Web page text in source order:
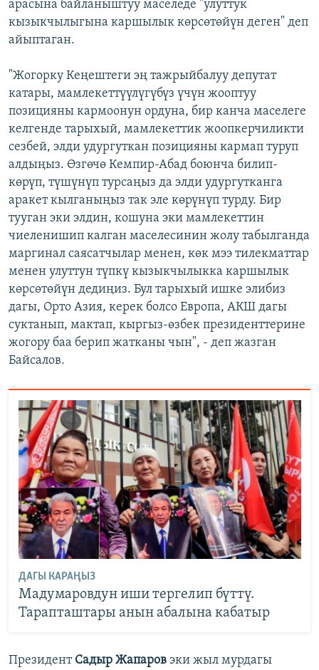
арасына байланыштуу маселеде "улуттук
кызыкчылыгына каршылык көрсөтөйүн деген" деп
айыптаган.
"Жогорку Кеңештеги эң тажрыйбалуу депутат
катары, мамлекеттүүлүгүбүз үчүн жооптуу
позицияны кармоонун ордуна, бир канча маселеге
келгенде тарыхый, мамлекеттик жоопкерчиликти
сезбей, элди удургуткан позицияны кармап туруп
алдыңыз. Өзгөчө Кемпир-Абад боюнча билип-
көрүп, түшүнүп турсаңыз да элди удургутканга
аракет кылганыңыз так эле көрүнүп турду. Бир
тууган эки элдин, кошуна эки мамлекеттин
чиеленишип калган маселесинин жолу табылганда
маргинал саясатчылар менен, көк мээ тилекматтар
менен улуттун түпкү кызыкчылыкка каршылык
көрсөтөйүн дедиңиз. Бул тарыхый ишке элибиз
дагы, Орто Азия, керек болсо Европа, АКШ дагы
суктанып, мактап, кыргыз-өзбек президенттерине
жогору баа берип жатканы чын", - деп жазган
Байсалов.
ДАГЫ КАРАҢЫЗ
Мадумаровдун иши тергелип бүттү.
Тарапташтары анын абалына кабатыр
Президент Садыр Жапаров эки жыл мурдагы